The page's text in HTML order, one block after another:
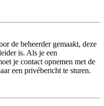
de beheerder gemaakt, deze
is. Als je een
je contact opnemen met de
een privébericht te sturen.